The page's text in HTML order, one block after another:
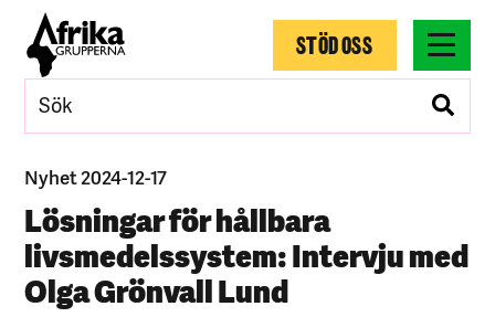
STÖD OSS
Nyhet 2024-12-17
Lösningar för hållbara
livsmedelssystem: Intervju med
Olga Grönvall Lund